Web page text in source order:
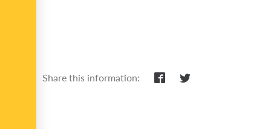
Share this information: